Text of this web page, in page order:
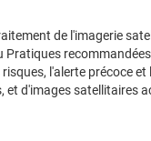
de l'imagerie
l'alerte précoce
d'images satellitaires